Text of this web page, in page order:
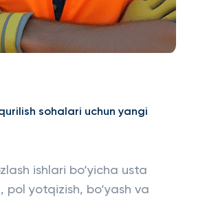
sohalari uchun yangi
ishlari bo‘yicha usta
pol yotqizish, bo‘yash va